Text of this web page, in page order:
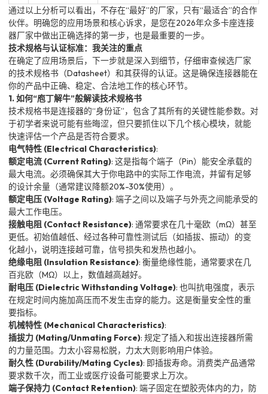
通过以上分析可以看出，不存在“最好”的厂家，只有“最适合”的合作
伙伴。明确您的应用场景和核心诉求，是您在2026年众多卡座连接
器厂家中做出正确选择的第一步，也是最重要的一步。
技术规格与认证标准：我关注的重点
在确定了应用场景后，下一步就是深入到细节，仔细审查候选厂家
的技术规格书（Datasheet）和其获得的认证。这是确保连接器能在
你的产品中正确、稳定、合法地工作的核心环节。
1. 如何“庖丁解牛”般解读技术规格书
技术规格书是连接器的“身份证”，包含了其所有的关键性能参数。对
于初学者来说可能有些晦涩，但只要抓住以下几个核心模块，就能
快速评估一个产品是否符合要求。
电气特性 (Electrical Characteristics):
额定电流 (Current Rating): 这是指每个端子（Pin）能安全承载的
最大电流。必须确保其大于你电路中的实际工作电流，并留有足够
的设计余量（通常建议降额20%-30%使用）。
额定电压 (Voltage Rating): 端子之间以及端子与外壳之间能承受的
最大工作电压。
接触电阻 (Contact Resistance): 通常要求在几十毫欧（mΩ）甚至
更低。初始值越低、经过各种可靠性测试后（如插拔、振动）的变
化越小，说明连接越可靠，信号损失和发热也越小。
绝缘电阻 (Insulation Resistance): 衡量绝缘性能，通常要求在几
百兆欧（MΩ）以上，数值越高越好。
耐电压 (Dielectric Withstanding Voltage): 也叫抗电强度，表示
在规定时间内施加高压而不发生击穿的能力。这是衡量安全性的重
要指标。
机械特性 (Mechanical Characteristics):
插拔力 (Mating/Unmating Force): 规定了插入和拔出连接器所需
的力量范围。力太小容易松脱，力太大则影响用户体验。
耐久性 (Durability/Mating Cycles): 即插拔寿命。消费类产品通常
要求数千次，而工业或医疗设备可能要求上万次。
端子保持力 (Contact Retention): 端子固定在塑胶壳体内的力，防